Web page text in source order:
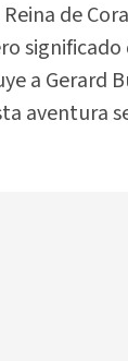
de
significado
a Gerard
aventura